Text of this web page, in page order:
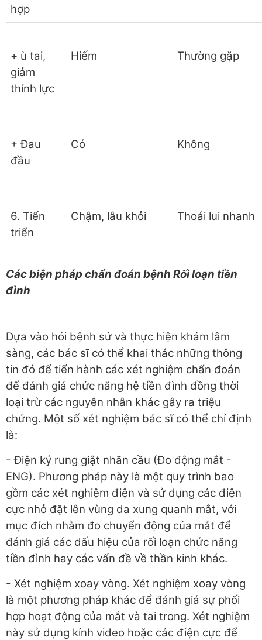
hợp
+ ù tai,
giảm
thính lực
Hiếm Thường gặp
+ Đau
đầu
Có Không
6. Tiến
triển
Chậm, lâu khỏi Thoái lui nhanh
Các biện pháp chẩn đoán bệnh Rối loạn tiền
đình
Dựa vào hỏi bệnh sử và thực hiện khám lâm
sàng, các bác sĩ có thể khai thác những thông
tin đó để tiến hành các xét nghiệm chẩn đoán
để đánh giá chức năng hệ tiền đình đồng thời
loại trừ các nguyên nhân khác gây ra triệu
chứng. Một số xét nghiệm bác sĩ có thể chỉ định
là:
- Điện ký rung giật nhãn cầu (Đo động mắt -
ENG). Phương pháp này là một quy trình bao
gồm các xét nghiệm điện và sử dụng các điện
cực nhỏ đặt lên vùng da xung quanh mắt, với
mục đích nhằm đo chuyển động của mắt để
đánh giá các dấu hiệu của rối loạn chức năng
tiền đình hay các vấn đề về thần kinh khác.
- Xét nghiệm xoay vòng. Xét nghiệm xoay vòng
là một phương pháp khác để đánh giá sự phối
hợp hoạt động của mắt và tai trong. Xét nghiệm
này sử dụng kính video hoặc các điện cực để